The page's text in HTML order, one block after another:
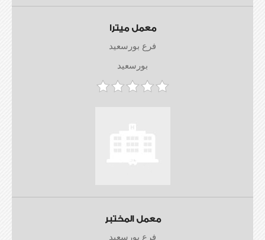
معمل ميترا
فرع بورسعيد
بورسعيد
معمل المختبر
فرع بورسعيد